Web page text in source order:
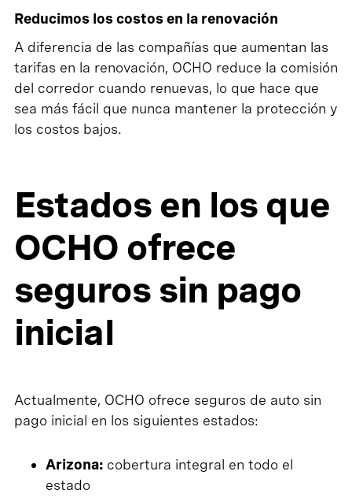
Reducimos los costos en la renovación
A diferencia de las compañías que aumentan las
tarifas en la renovación, OCHO reduce la comisión
del corredor cuando renuevas, lo que hace que
sea más fácil que nunca mantener la protección y
los costos bajos.
Estados en los que
OCHO ofrece
seguros sin pago
inicial
Actualmente, OCHO ofrece seguros de auto sin
pago inicial en los siguientes estados:
Arizona: cobertura integral en todo el
estado